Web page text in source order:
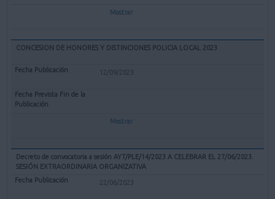
Mostrar
CONCESION DE HONORES Y DISTINCIONES POLICIA LOCAL 2023
12/09/2023
Mostrar
Decreto de convocatoria a sesión AYT/PLE/14/2023 A CELEBRAR EL 27/06/2023.
SESIÓN EXTRAORDINARIA ORGANIZATIVA
22/06/2023